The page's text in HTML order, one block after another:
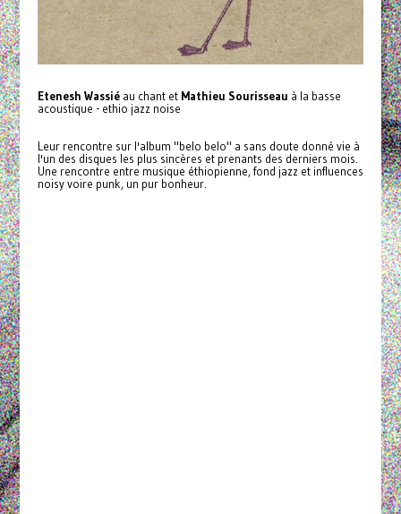
Etenesh Wassiéau chant et Mathieu Sourisseau à la basse
acoustique - ethio jazz noise
Leur rencontre sur l'album "belo belo" a sans doute donné vie à
l'un des disques les plus sincères et prenants des derniers mois.
Une rencontre entre musique éthiopienne, fond jazz et influences
noisy voire punk, un pur bonheur.